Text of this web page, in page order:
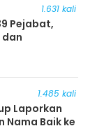
1.631 kali
Pejabat,
1.485 kali
Laporkan
Nama Baik ke